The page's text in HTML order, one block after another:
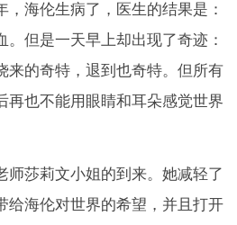
，海伦生病了，医生的结果是：
但是一天早上却出现了奇迹：
来的奇特，退到也奇特。但所有
再也不能用眼睛和耳朵感觉世界
莎莉文小姐的到来。她减轻了
给海伦对世界的希望，并且打开